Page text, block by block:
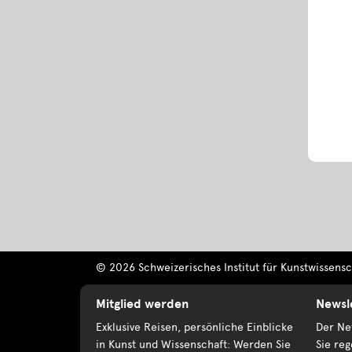
© 2026 Schweizerisches Institut für
Mitglied werden
Exklusive Reisen, persönliche Einblicke
in Kunst und Wissenschaft: Werden Sie
Der
Sie